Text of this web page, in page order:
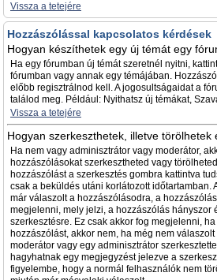
Vissza a tetejére
Hozzászólással kapcsolatos kérdések
Hogyan készíthetek egy új témát egy
Ha egy fórumban új témát szeretnél nyitni,
fórumban vagy annak egy témájában.
előbb regisztrálnod kell. A jogosultságaidat a
találod meg. Például: Nyithatsz új témákat,
Vissza a tetejére
Hogyan szerkeszthetek, illetve törölhetek
Ha nem vagy adminisztrátor vagy moderátor,
hozzászólásokat szerkesztheted vagy
hozzászólást a szerkesztés gombra kattintva
csak a beküldés utáni korlátozott időtartamban.
már válaszolt a hozzászólásodra, a
megjelenni, mely jelzi, a hozzászólás hányszor
szerkesztésre. Ez csak akkor fog megjelenni,
hozzászólást, akkor nem, ha még nem
moderátor vagy egy adminisztrátor
hagyhatnak egy megjegyzést jelezve a
figyelembe, hogy a normál felhasználók nem